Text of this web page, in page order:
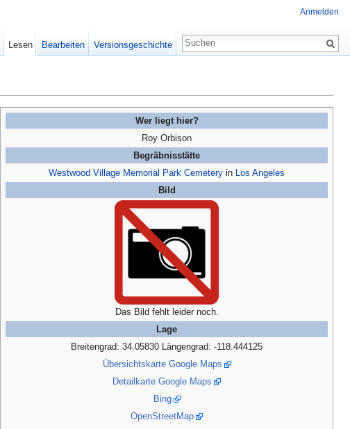
Wer liegt hier?
Roy Orbison
Begräbnisstätte
Westwood Village Memorial Park Cemetery in Los Angeles
Bild
Das Bild fehlt leider noch.
Lage
Breitengrad: 34.05830 Längengrad: -118.444125
Übersichtskarte Google Maps
Detailkarte Google Maps
Bing
OpenStreetMap
Anmelden
Lesen Bearbeiten Versionsgeschichte